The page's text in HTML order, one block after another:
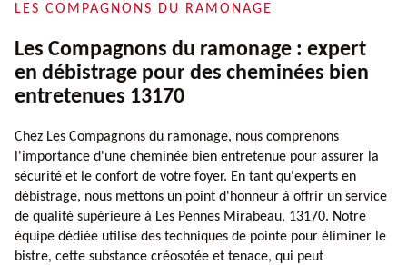
LES COMPAGNONS DU RAMONAGE
Les Compagnons du ramonage : expert
en débistrage pour des cheminées bien
entretenues 13170
Chez Les Compagnons du ramonage, nous comprenons
l'importance d'une cheminée bien entretenue pour assurer la
sécurité et le confort de votre foyer. En tant qu'experts en
débistrage, nous mettons un point d'honneur à offrir un service
de qualité supérieure à Les Pennes Mirabeau, 13170. Notre
équipe dédiée utilise des techniques de pointe pour éliminer le
bistre, cette substance créosotée et tenace, qui peut